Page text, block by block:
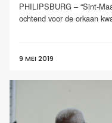
PHILIPSBURG – “Sint-
ochtend voor de orkaan
9 MEI 2019